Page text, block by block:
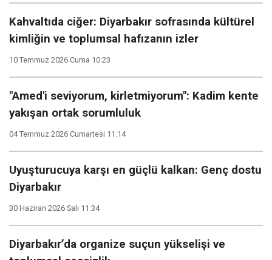
Kahvaltıda ciğer: Diyarbakır sofrasında kültürel
kimliğin ve toplumsal hafızanın izler
10 Temmuz 2026 Cuma 10:23
"Amed'i seviyorum, kirletmiyorum": Kadim kente
yakışan ortak sorumluluk
04 Temmuz 2026 Cumartesi 11:14
Uyuşturucuya karşı en güçlü kalkan: Genç dostu
Diyarbakır
30 Haziran 2026 Salı 11:34
Diyarbakır’da organize suçun yükselişi ve